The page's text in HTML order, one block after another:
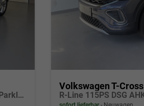
LIFE 115PS DSG AHK+Navi+Matrix+Kamera+Parklenk+Alu17+App-Connect
Volkswagen T-Cross